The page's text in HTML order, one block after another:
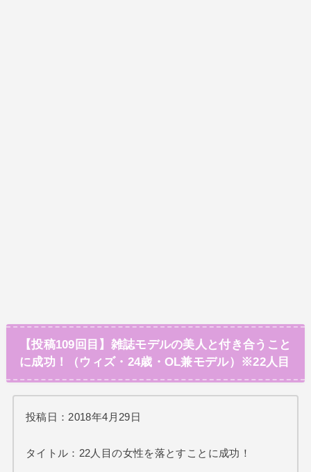
【投稿109回目】雑誌モデルの美人と付き合うこと
に成功！（ウィズ・24歳・OL兼モデル）※22人目
投稿日：2018年4月29日
タイトル：22人目の女性を落とすことに成功！